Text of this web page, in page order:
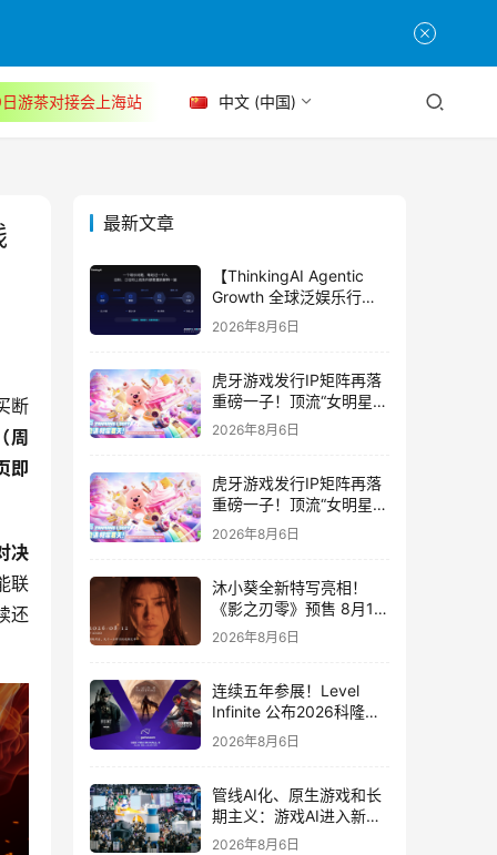
游茶对接会上海站 中文 (中国)
断
周
即
决
联
还
最新文章
【ThinkingAI Agentic
Growth 全球泛娱乐行业
峰会】Agent 时代，人到
底负责什么
2026年8月6日
虎牙游戏发行IP矩阵再落
重磅一子！顶流“女明星”
ZANMANG LOOPY 正版
2026年8月6日
虎牙游戏发行IP矩阵再落
重磅一子！顶流“女明星”
ZANMANG LOOPY 正版
3D消除手游《消消奇遇》
2026年8月6日
沐小葵全新特写亮相！
《影之刃零》预售 8月12
日开启
2026年8月6日
连续五年参展！Level
Infinite 公布2026科隆游
戏展产品阵容
2026年8月6日
管线AI化、原生游戏和长
期主义：游戏AI进入新共
识时代
2026年8月6日